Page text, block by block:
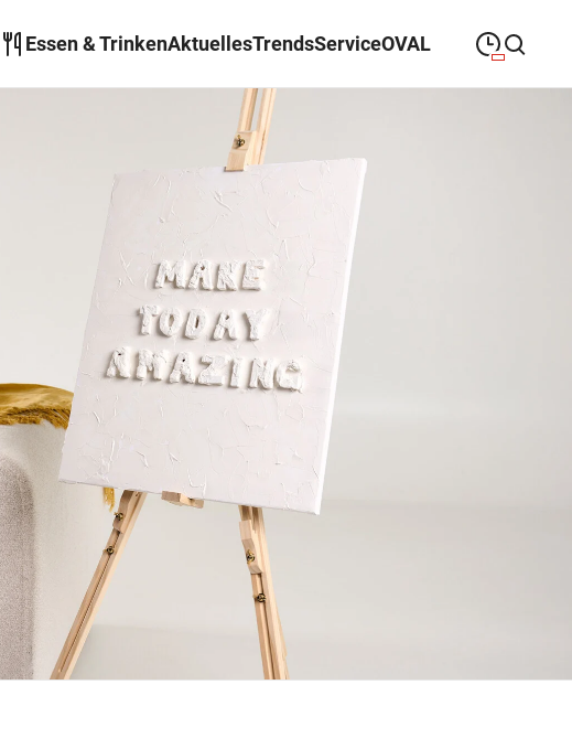
Essen & TrinkenAktuellesTrendsServiceOVAL
Suche schließen
Dienstag
DIENSTAG
Mittwoch
MITTWOCH
Donnerstag
DONNERSTAG
Freitag
FREITAG
Samstag
SAMSTAG